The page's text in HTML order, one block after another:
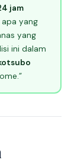
jam
yang
yang
ini dalam